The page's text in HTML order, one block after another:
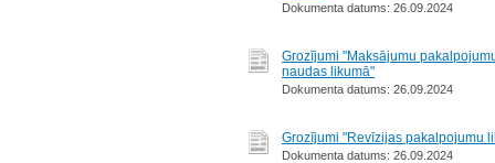
Dokumenta datums: 26.09.2024
Grozījumi "Maksājumu
naudas likumā"
Dokumenta datums: 26.09.2024
Grozījumi "Revīzijas pakalpojumu
Dokumenta datums: 26.09.2024